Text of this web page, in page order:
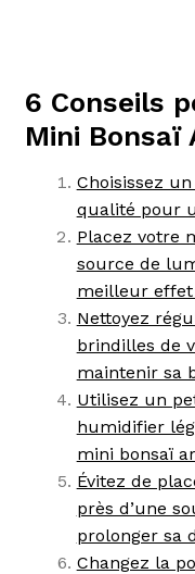
6 Conseils
Mini Bonsaï
Choisissez
qualité pour
Placez votre
source de
meilleur effet
Nettoyez
brindilles de
maintenir sa
Utilisez un
humidifier
mini bonsaï
Évitez de
près d’une
prolonger sa
Changez la